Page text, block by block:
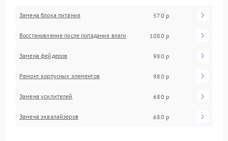
Замена блока питания 570 р
Восстановление после попадания влаги 1080 р
Замена фейдеров 980 р
Ремонт корпусных элементов 980 р
Замена усилителей 680 р
Замена эквалайзеров 680 р